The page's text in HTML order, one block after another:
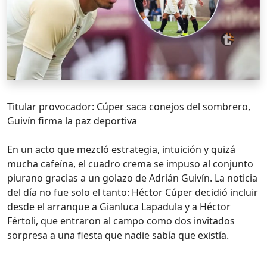
Titular provocador: Cúper saca conejos del sombrero,
Guivín firma la paz deportiva
En un acto que mezcló estrategia, intuición y quizá
mucha cafeína, el cuadro crema se impuso al conjunto
piurano gracias a un golazo de Adrián Guivín. La noticia
del día no fue solo el tanto: Héctor Cúper decidió incluir
desde el arranque a Gianluca Lapadula y a Héctor
Fértoli, que entraron al campo como dos invitados
sorpresa a una fiesta que nadie sabía que existía.